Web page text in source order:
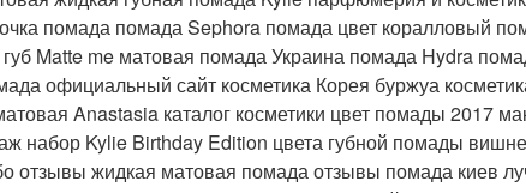
помада помада Sephora помада цвет коралловый
Matte me матовая помада Украина помада Hydra
официальный сайт косметика Корея буржуа
Anastasia каталог косметики цвет помады 2017
набор Kylie Birthday Edition цвета губной помады
отзывы жидкая матовая помада отзывы помада киев